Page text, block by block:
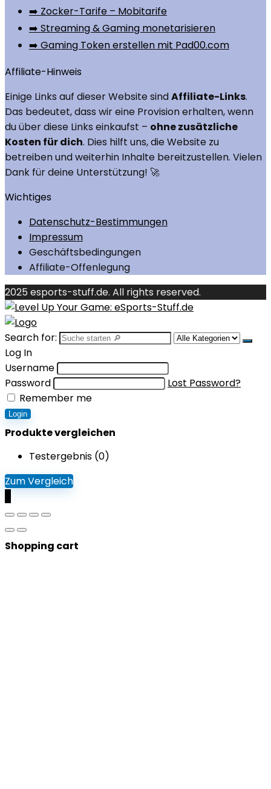
➡️ Zocker-Tarife – Mobitarife
➡️ Streaming & Gaming monetarisieren
➡️ Gaming Token erstellen mit Pad00.com
Affiliate-Hinweis
Einige Links auf dieser Website sindAffiliate-Links.
Das bedeutet, dass wir eine Provision erhalten, wenn
du über diese Links einkaufst – ohne zusätzliche
Kosten für dich. Dies hilft uns, die Website zu
betreiben und weiterhin Inhalte bereitzustellen. Vielen
Dank für deine Unterstützung! 🚀
Wichtiges
Datenschutz-Bestimmungen
Impressum
Geschäftsbedingungen
Affiliate-Offenlegung
2025 esports-stuff.de. All rights reserved.
Search for:
Log In
Username
Password
Lost Password?
Remember me
Login
Produkte vergleichen
Testergebnis (0)
Zum Vergleich
Shopping cart